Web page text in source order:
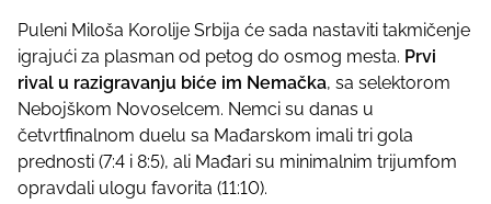
Puleni Miloša Korolije Srbija će sada nastaviti takmičenje
igrajući za plasman od petog do osmog mesta. Prvi
rival u razigravanju biće im Nemačka, sa selektorom
Nebojškom Novoselcem. Nemci su danas u
četvrtfinalnom duelu sa Mađarskom imali tri gola
prednosti (7:4 i 8:5), ali Mađari su minimalnim trijumfom
opravdali ulogu favorita (11:10).